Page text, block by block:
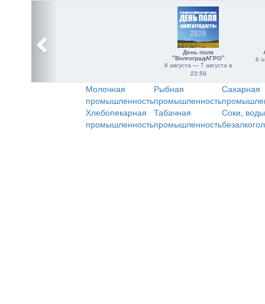
День поля
"ВолгоградАГРО"
6 августа — 7 августа в
23:59
6
Молочная
промышленность
Рыбная
промышленность
Сахарная
Хлебопекарная
промышленность
Табачная
промышленность
Соки,